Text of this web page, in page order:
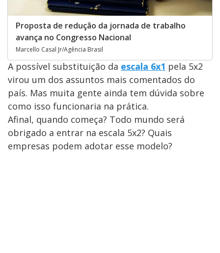
Proposta de redução da jornada de trabalho
avança no Congresso Nacional
Marcello Casal Jr/Agência Brasil
A possível substituição da escala 6x1 pela 5x2
virou um dos assuntos mais comentados do
país. Mas muita gente ainda tem dúvida sobre
como isso funcionaria na prática.
Afinal, quando começa? Todo mundo será
obrigado a entrar na escala 5x2? Quais
empresas podem adotar esse modelo?